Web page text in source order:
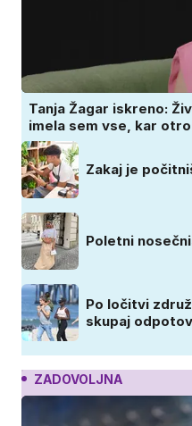
Tanja Žagar iskreno:
imela sem vse, kar
Zakaj je
Poletni
Po ločitvi
skupaj
ZADOVOLJNA